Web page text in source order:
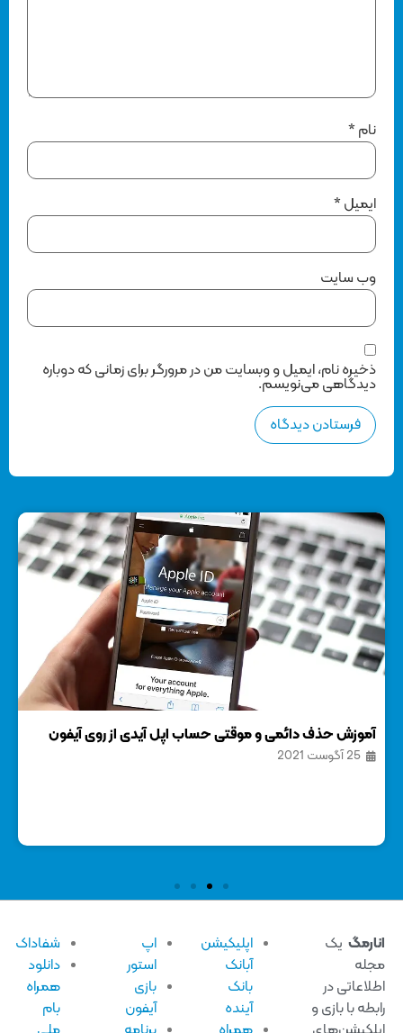
*
ایمیل*
وب‌ سایت
ذخیره نام، ایمیل و وبسایت من در مرورگر برای زمانی که دوباره
دیدگاهی می‌نویسم.
آموزش حذف دائمی و موقتی حساب اپل آیدی از روی آیفون
25 آگوست 2021
یک
در
با بازی و
اپلیکیشن
آبانک
آینده
اپ
استور
بازی
آیفون
شفاداک
دانلود
همراه